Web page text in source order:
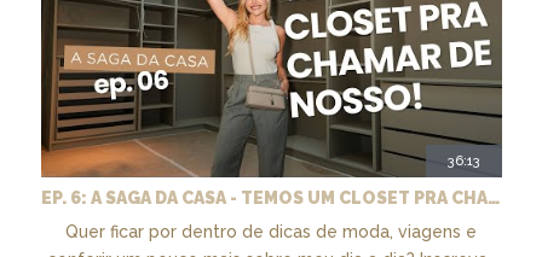
36:13
EP. 6: A SAGA DA CASA - TEMOS UM CLOSET PRA CHAMAR DE NOSSO + MARCENARIA E PAISAGISMO
Quer ficar por dentro de dicas de moda, viagens e